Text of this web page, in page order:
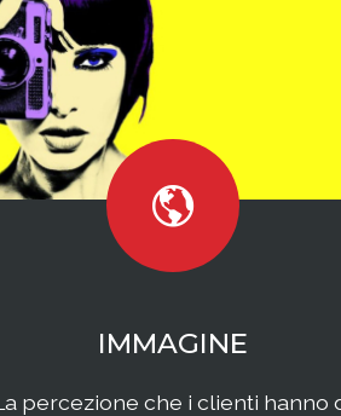
WEB MARKETING
Il web continua ad essere una